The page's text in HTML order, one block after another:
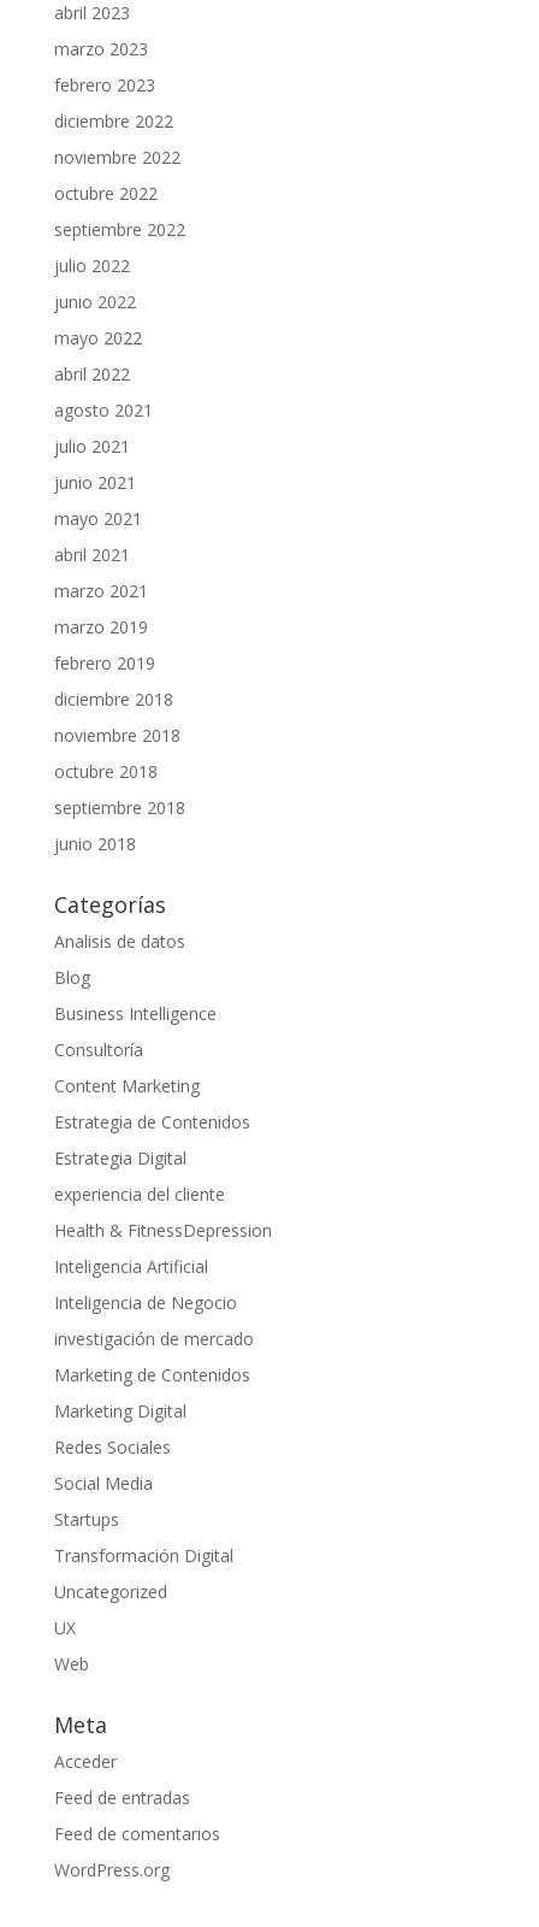
abril 2023
marzo 2023
febrero 2023
diciembre 2022
noviembre 2022
octubre 2022
septiembre 2022
julio 2022
junio 2022
mayo 2022
abril 2022
agosto 2021
julio 2021
junio 2021
mayo 2021
abril 2021
marzo 2021
marzo 2019
febrero 2019
diciembre 2018
noviembre 2018
octubre 2018
septiembre 2018
junio 2018
Categorías
Analisis de datos
Blog
Business Intelligence
Consultoría
Content Marketing
Estrategia de Contenidos
Estrategia Digital
experiencia del cliente
Health & FitnessDepression
Inteligencia Artificial
Inteligencia de Negocio
investigación de mercado
Marketing de Contenidos
Marketing Digital
Redes Sociales
Social Media
Startups
Transformación Digital
Uncategorized
UX
Web
Meta
Acceder
Feed de entradas
Feed de comentarios
WordPress.org